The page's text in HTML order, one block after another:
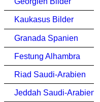
Kaukasus Bilder
Granada Spanien
Festung Alhambra
Riad Saudi-Arabien
Jeddah Saudi-Arabien